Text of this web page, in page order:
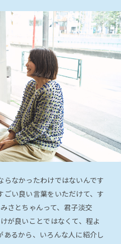
らなかったわけではないんです
い良い言葉をいただけて、す
さとちゃんって、君子淡交
が良いことではなくて、程よ
るから、いろんな人に紹介し